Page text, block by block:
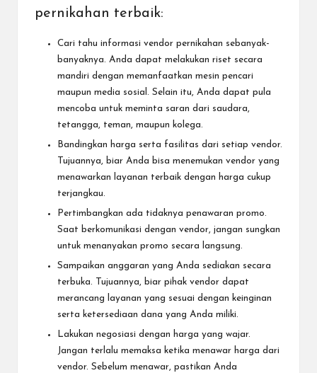
pernikahan terbaik:
Cari tahu informasi vendor pernikahan sebanyak-
banyaknya. Anda dapat melakukan riset secara
mandiri dengan memanfaatkan mesin pencari
maupun media sosial. Selain itu, Anda dapat pula
mencoba untuk meminta saran dari saudara,
tetangga, teman, maupun kolega.
Bandingkan harga serta fasilitas dari setiap vendor.
Tujuannya, biar Anda bisa menemukan vendor yang
menawarkan layanan terbaik dengan harga cukup
terjangkau.
Pertimbangkan ada tidaknya penawaran promo.
Saat berkomunikasi dengan vendor, jangan sungkan
untuk menanyakan promo secara langsung.
Sampaikan anggaran yang Anda sediakan secara
terbuka. Tujuannya, biar pihak vendor dapat
merancang layanan yang sesuai dengan keinginan
serta ketersediaan dana yang Anda miliki.
Lakukan negosiasi dengan harga yang wajar.
Jangan terlalu memaksa ketika menawar harga dari
vendor. Sebelum menawar, pastikan Anda